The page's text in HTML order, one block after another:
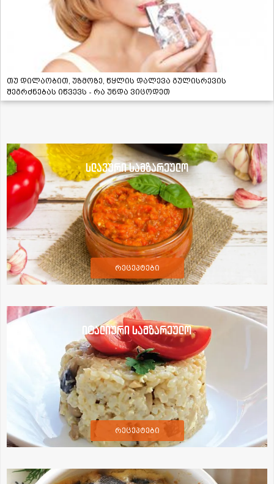
თუ დილაობით, უზმოზე, წყლის დალევა გულისრევის
შეგრძნებას იწვევს - რა უნდა ვიცოდეთ
სლავური სამზარეულო
რეცეპტები
იტალიური სამზარეულო
რეცეპტები